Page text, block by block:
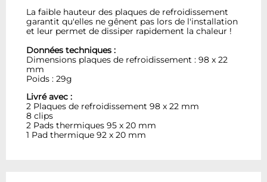
La faible hauteur des plaques de refroidissement
garantit qu'elles ne gênent pas lors de l'installation
et leur permet de dissiper rapidement la chaleur !
Données techniques :
Dimensions plaques de refroidissement : 98 x 22
mm
Poids : 29g
Livré avec :
2 Plaques de refroidissement 98 x 22 mm
8 clips
2 Pads thermiques 95 x 20 mm
1 Pad thermique 92 x 20 mm